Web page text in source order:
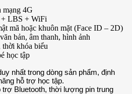
mạng 4G
LBS + WiFi
mã hoặc khuôn mặt (Face ID – 2D)
bản, âm thanh, hình ảnh
khóa biểu
học tập
nhất trong dòng sản phẩm, định
hỗ trợ học tập.
trợ Bluetooth, thời lượng pin trung